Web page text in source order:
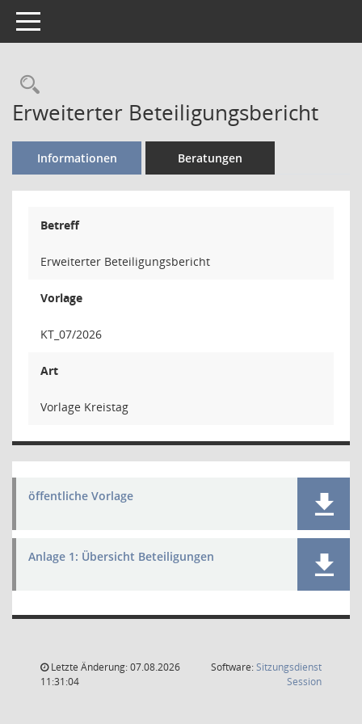
Toggle navigation
Rechercheauswahl
Erweiterter Beteiligungsbericht
Informationen Beratungen
Betreff
Erweiterter Beteiligungsbericht
Vorlage
KT_07/2026
Art
Vorlage Kreistag
öffentliche Vorlage
Anlage 1: Übersicht Beteiligungen
Letzte Änderung: 07.08.2026
11:31:04
Software:Sitzungsdienst
Session(Wird in